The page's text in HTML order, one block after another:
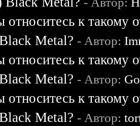
относитесь к такому
Metal? - Автор:
относитесь к такому
Metal? - Автор:
относитесь к такому
Metal? - Автор: